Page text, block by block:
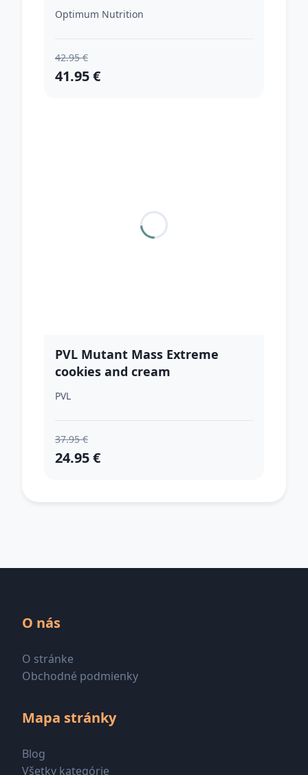
Optimum Nutrition
42.95 €
41.95 €
PVL Mutant Mass Extreme
cookies and cream
PVL
37.95 €
24.95 €
O nás
O stránke
Obchodné podmienky
Mapa stránky
Blog
Všetky kategórie